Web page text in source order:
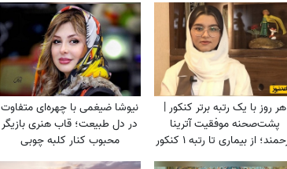
هر روز با یک رتبه برتر کنکور |
پشت‌صحنه موفقیت آترینا
فرحمند؛ از بیماری تا رتبه 1 کنکور
تجربی
نیوشا ضیغمی با چهره‌ای متفاوت
در دل طبیعت؛ قاب هنری بازیگر
محبوب کنار کلبه چوبی